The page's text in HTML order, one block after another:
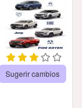
Sugerir cambios